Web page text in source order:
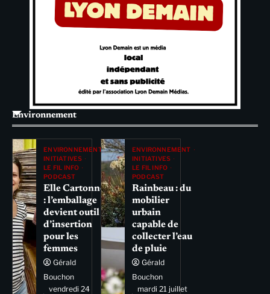
Environnement
ENVIRONNEMENT
INITIATIVES
LE FIL INFO
PODCAST
Elle Cartonne
: l’emballage
devient outil
d’insertion
pour les
femmes
Gérald
Bouchon
vendredi 24
ENVIRONNEMENT
INITIATIVES
LE FIL INFO
PODCAST
Rainbeau : du
mobilier
urbain
capable de
collecter l’eau
de pluie
Gérald
Bouchon
mardi 21 juillet